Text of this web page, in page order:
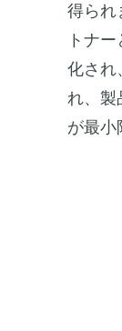
得られ
トナ
化され
れ、製
が最小